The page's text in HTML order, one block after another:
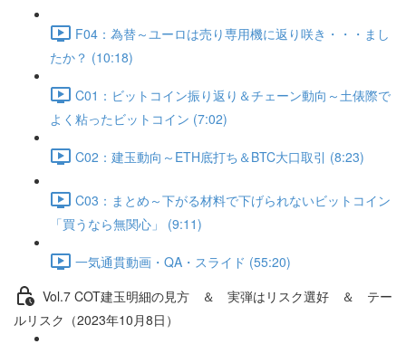
F04：為替～ユーロは売り専用機に返り咲き・・・まし
たか？ (10:18)
C01：ビットコイン振り返り＆チェーン動向～土俵際で
よく粘ったビットコイン (7:02)
C02：建玉動向～ETH底打ち＆BTC大口取引 (8:23)
C03：まとめ～下がる材料で下げられないビットコイン
「買うなら無関心」 (9:11)
一気通貫動画・QA・スライド (55:20)
Vol.7 COT建⽟明細の⾒⽅ ＆ 実弾はリスク選好 ＆ テー
ルリスク（2023年10月8日）